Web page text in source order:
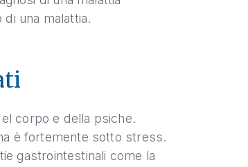
una malattia.
corpo e della psiche.
è fortemente sotto stress.
gastrointestinali come la